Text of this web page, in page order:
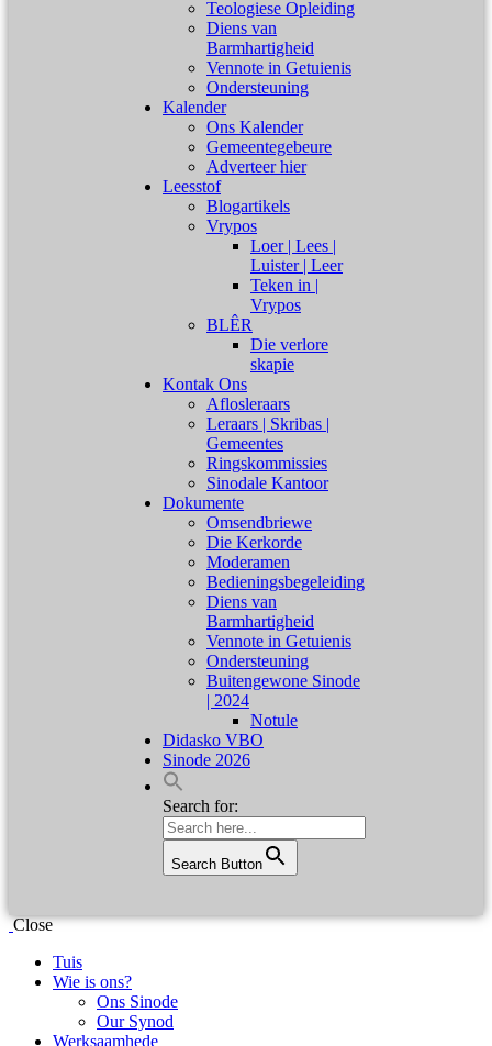
Teologiese Opleiding
Diens van
Barmhartigheid
Vennote in Getuienis
Ondersteuning
Kalender
Ons Kalender
Gemeentegebeure
Adverteer hier
Leesstof
Blogartikels
Vrypos
Loer | Lees |
Luister | Leer
Teken in |
Vrypos
BLÊR
Die verlore
skapie
Kontak Ons
Aflosleraars
Leraars | Skribas |
Gemeentes
Ringskommissies
Sinodale Kantoor
Dokumente
Omsendbriewe
Die Kerkorde
Moderamen
Bedieningsbegeleiding
Diens van
Barmhartigheid
Vennote in Getuienis
Ondersteuning
Buitengewone Sinode
| 2024
Notule
Didasko VBO
Sinode 2026
Search for:
Search Button
Close
Tuis
Wie is ons?
Ons Sinode
Our Synod
Werksaamhede